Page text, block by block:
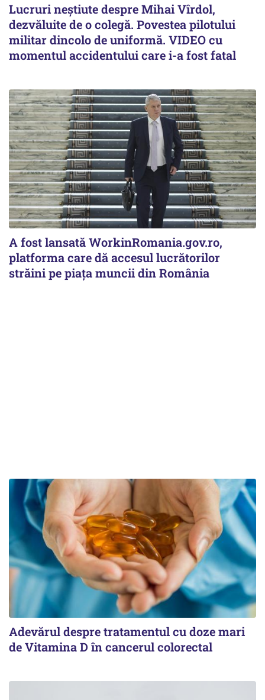
Lucruri neștiute despre Mihai Vîrdol,
dezvăluite de o colegă. Povestea pilotului
militar dincolo de uniformă. VIDEO cu
momentul accidentului care i-a fost fatal
A fost lansată WorkinRomania.gov.ro,
platforma care dă accesul lucrătorilor
străini pe piața muncii din România
Adevărul despre tratamentul cu doze mari
de Vitamina D în cancerul colorectal